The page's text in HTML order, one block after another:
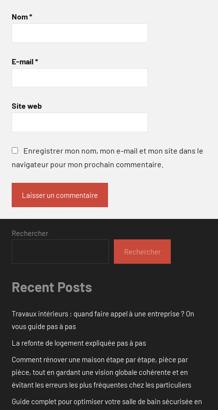
Nom*
E-mail *
Site web
Enregistrer mon nom, mon e-mail et mon site dans le
navigateur pour mon prochain commentaire.
Rechercher
Rechercher
Recent Posts
Travaux intérieurs : quand faire appel à une entreprise ? On
vous guide pas à pas
La refonte de logement expliquée pas à pas
Comment rénover une maison étape par étape, pièce par
pièce, tout en gardant une vision globale cohérente et en
évitant les erreurs les plus fréquentes chez les particuliers
Guide complet pour optimiser votre salle de bain sécurisée en